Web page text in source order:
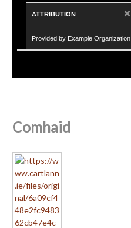
ATTRIBUTION ×
Provided by Example Organization
Comhaid